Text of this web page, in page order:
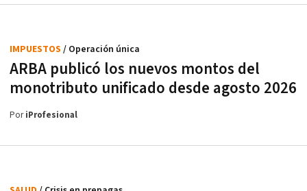
ARBA publicó los nuevos montos del
monotributo unificado desde agosto 2026
IMPUESTOS / Operación única
PoriProfesional